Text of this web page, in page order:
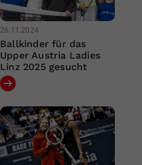
26.11.2024
Ballkinder für das
Upper Austria Ladies
Linz 2025 gesucht